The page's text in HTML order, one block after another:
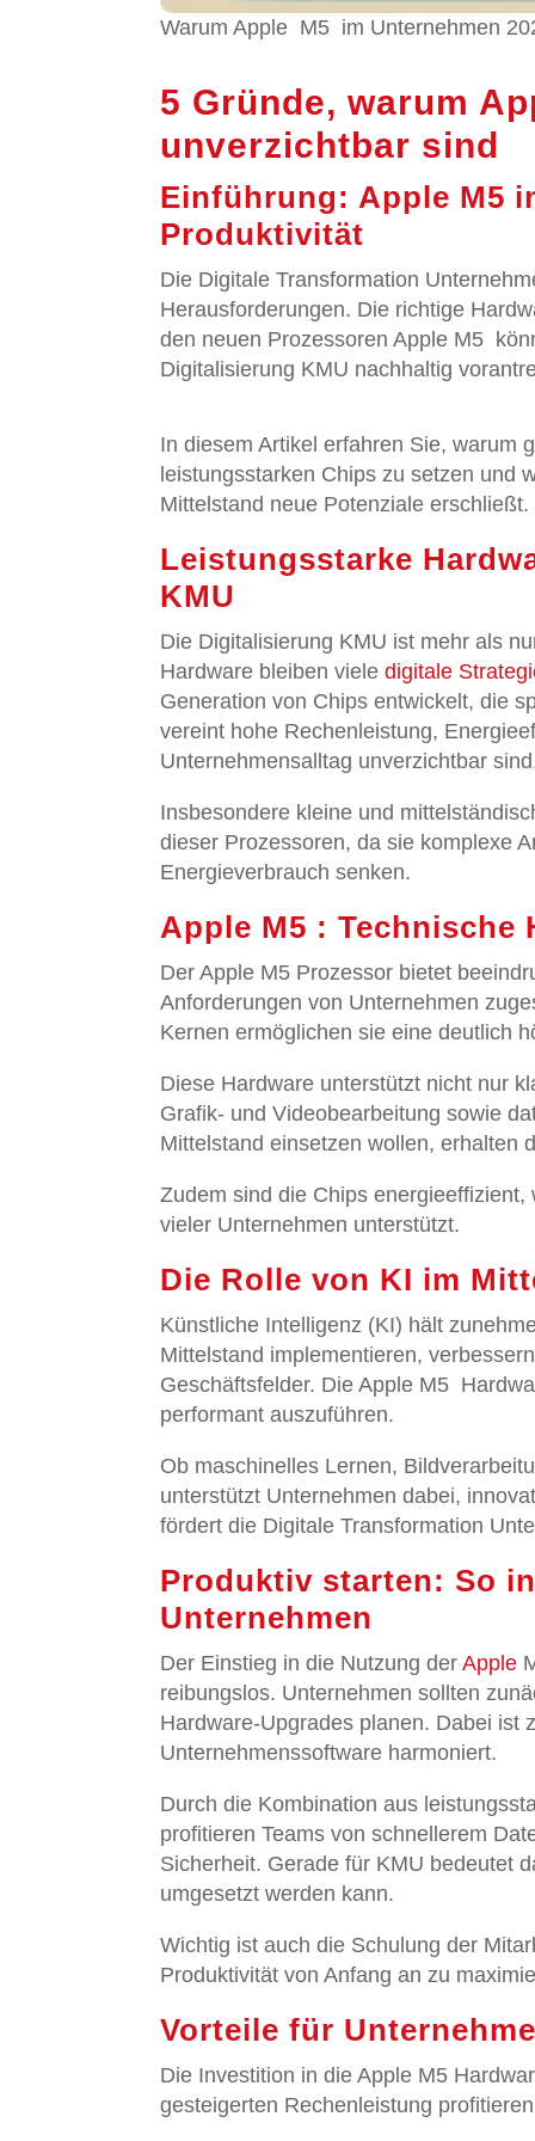
Warum Apple M5 im Unternehmen
5 Gründe, warum
unverzichtbar sind
Einführung: Apple M5
Produktivität
Die Digitale Transformation
Herausforderungen. Die richtige
den neuen Prozessoren Apple M5
Digitalisierung KMU nachhaltig
In diesem Artikel erfahren Sie, warum
leistungsstarken Chips zu setzen und
Mittelstand neue Potenziale erschließt.
Leistungsstarke
KMU
Die Digitalisierung KMU ist mehr als
Hardware bleiben vieledigitale
Generation von Chips entwickelt, die
vereint hohe Rechenleistung,
Unternehmensalltag unverzichtbar
Insbesondere kleine und
dieser Prozessoren, da sie komplexe
Energieverbrauch senken.
Apple M5 :
Der Apple M5 Prozessor bietet
Anforderungen von Unternehmen
Kernen ermöglichen sie eine deutlich
Diese Hardware unterstützt nicht nur
Grafik- und Videobearbeitung sowie
Mittelstand einsetzen wollen, erhalten
Zudem sind die Chips
vieler Unternehmen unterstützt.
Die Rolle von KI im
Künstliche Intelligenz (KI) hält
Mittelstand implementieren,
Geschäftsfelder. Die Apple M5
performant auszuführen.
Ob maschinelles Lernen,
unterstützt Unternehmen dabei,
fördert die Digitale Transformation
Produktiv starten: So
Unternehmen
Der Einstieg in die Nutzung derApple
reibungslos. Unternehmen sollten
Hardware-Upgrades planen. Dabei ist
Unternehmenssoftware harmoniert.
Durch die Kombination aus
profitieren Teams von schnellerem
Sicherheit. Gerade für KMU bedeutet
umgesetzt werden kann.
Wichtig ist auch die Schulung der
Produktivität von Anfang an zu
Vorteile für
Die Investition in die Apple M5
gesteigerten Rechenleistung